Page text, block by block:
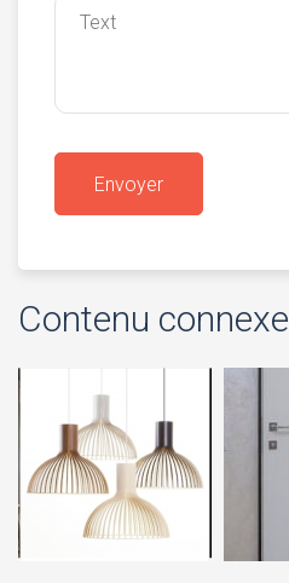
Contenu connexe